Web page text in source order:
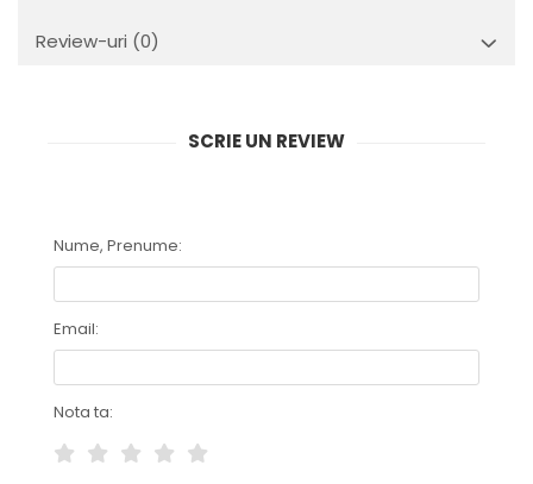
Review-uri (0)
SCRIE UN REVIEW
Nume, Prenume:
Email:
Nota ta: